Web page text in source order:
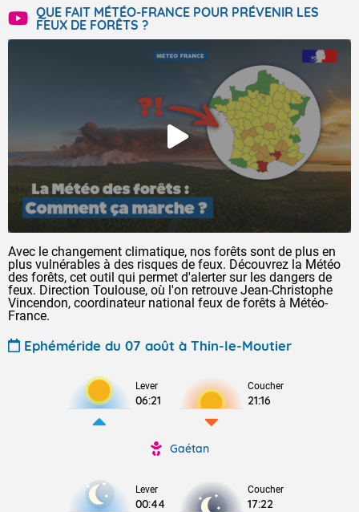
QUE FAIT MÉTÉO-FRANCE POUR PRÉVENIR LES
FEUX DE FORÊTS ?
Avec le changement climatique, nos forêts sont de plus en
plus vulnérables à des risques de feux. Découvrez la Météo
des forêts, cet outil qui permet d'alerter sur les dangers de
feux. Direction Toulouse, où l'on retrouve Jean-Christophe
Vincendon, coordinateur national feux de forêts à Météo-
France.
Ephéméride du 07 août à Thin-le-Moutier
Lever
06:21
Coucher
21:16
Gaétan
Lever
00:44
Coucher
17:22